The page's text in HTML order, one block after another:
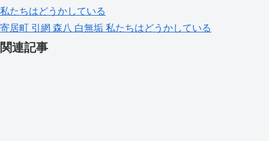
私たちはどうかしている
寄居町 引網 森八 白無垢 私たちはどうかしている
関連記事